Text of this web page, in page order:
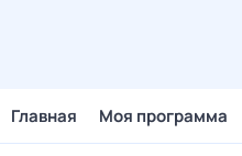
Главная Моя программа